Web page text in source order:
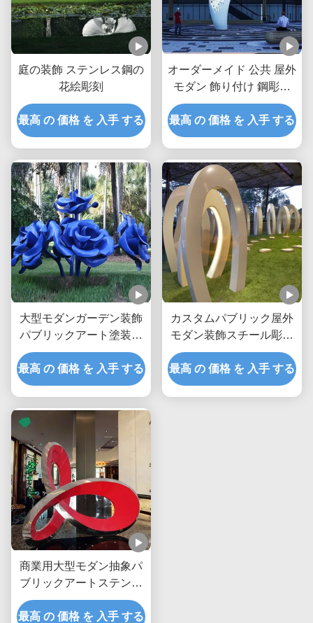
庭の装飾 ステンレス鋼の
花絵彫刻
最高 の 価格 を 入手 する
オーダーメイド 公共 屋外
モダン 飾り付け 鋼彫刻
金属彫像 巨大 白鯨
最高 の 価格 を 入手 する
大型モダンガーデン装飾
パブリックアート塗装ス
テンレス鋼フラワーロー
ズ彫刻
最高 の 価格 を 入手 する
カスタムパブリック屋外
モダン装飾スチール彫刻
金属像メーカー/工場
最高 の 価格 を 入手 する
商業用大型モダン抽象パ
ブリックアートステンレ
ス鋼彫刻
最高 の 価格 を 入手 する